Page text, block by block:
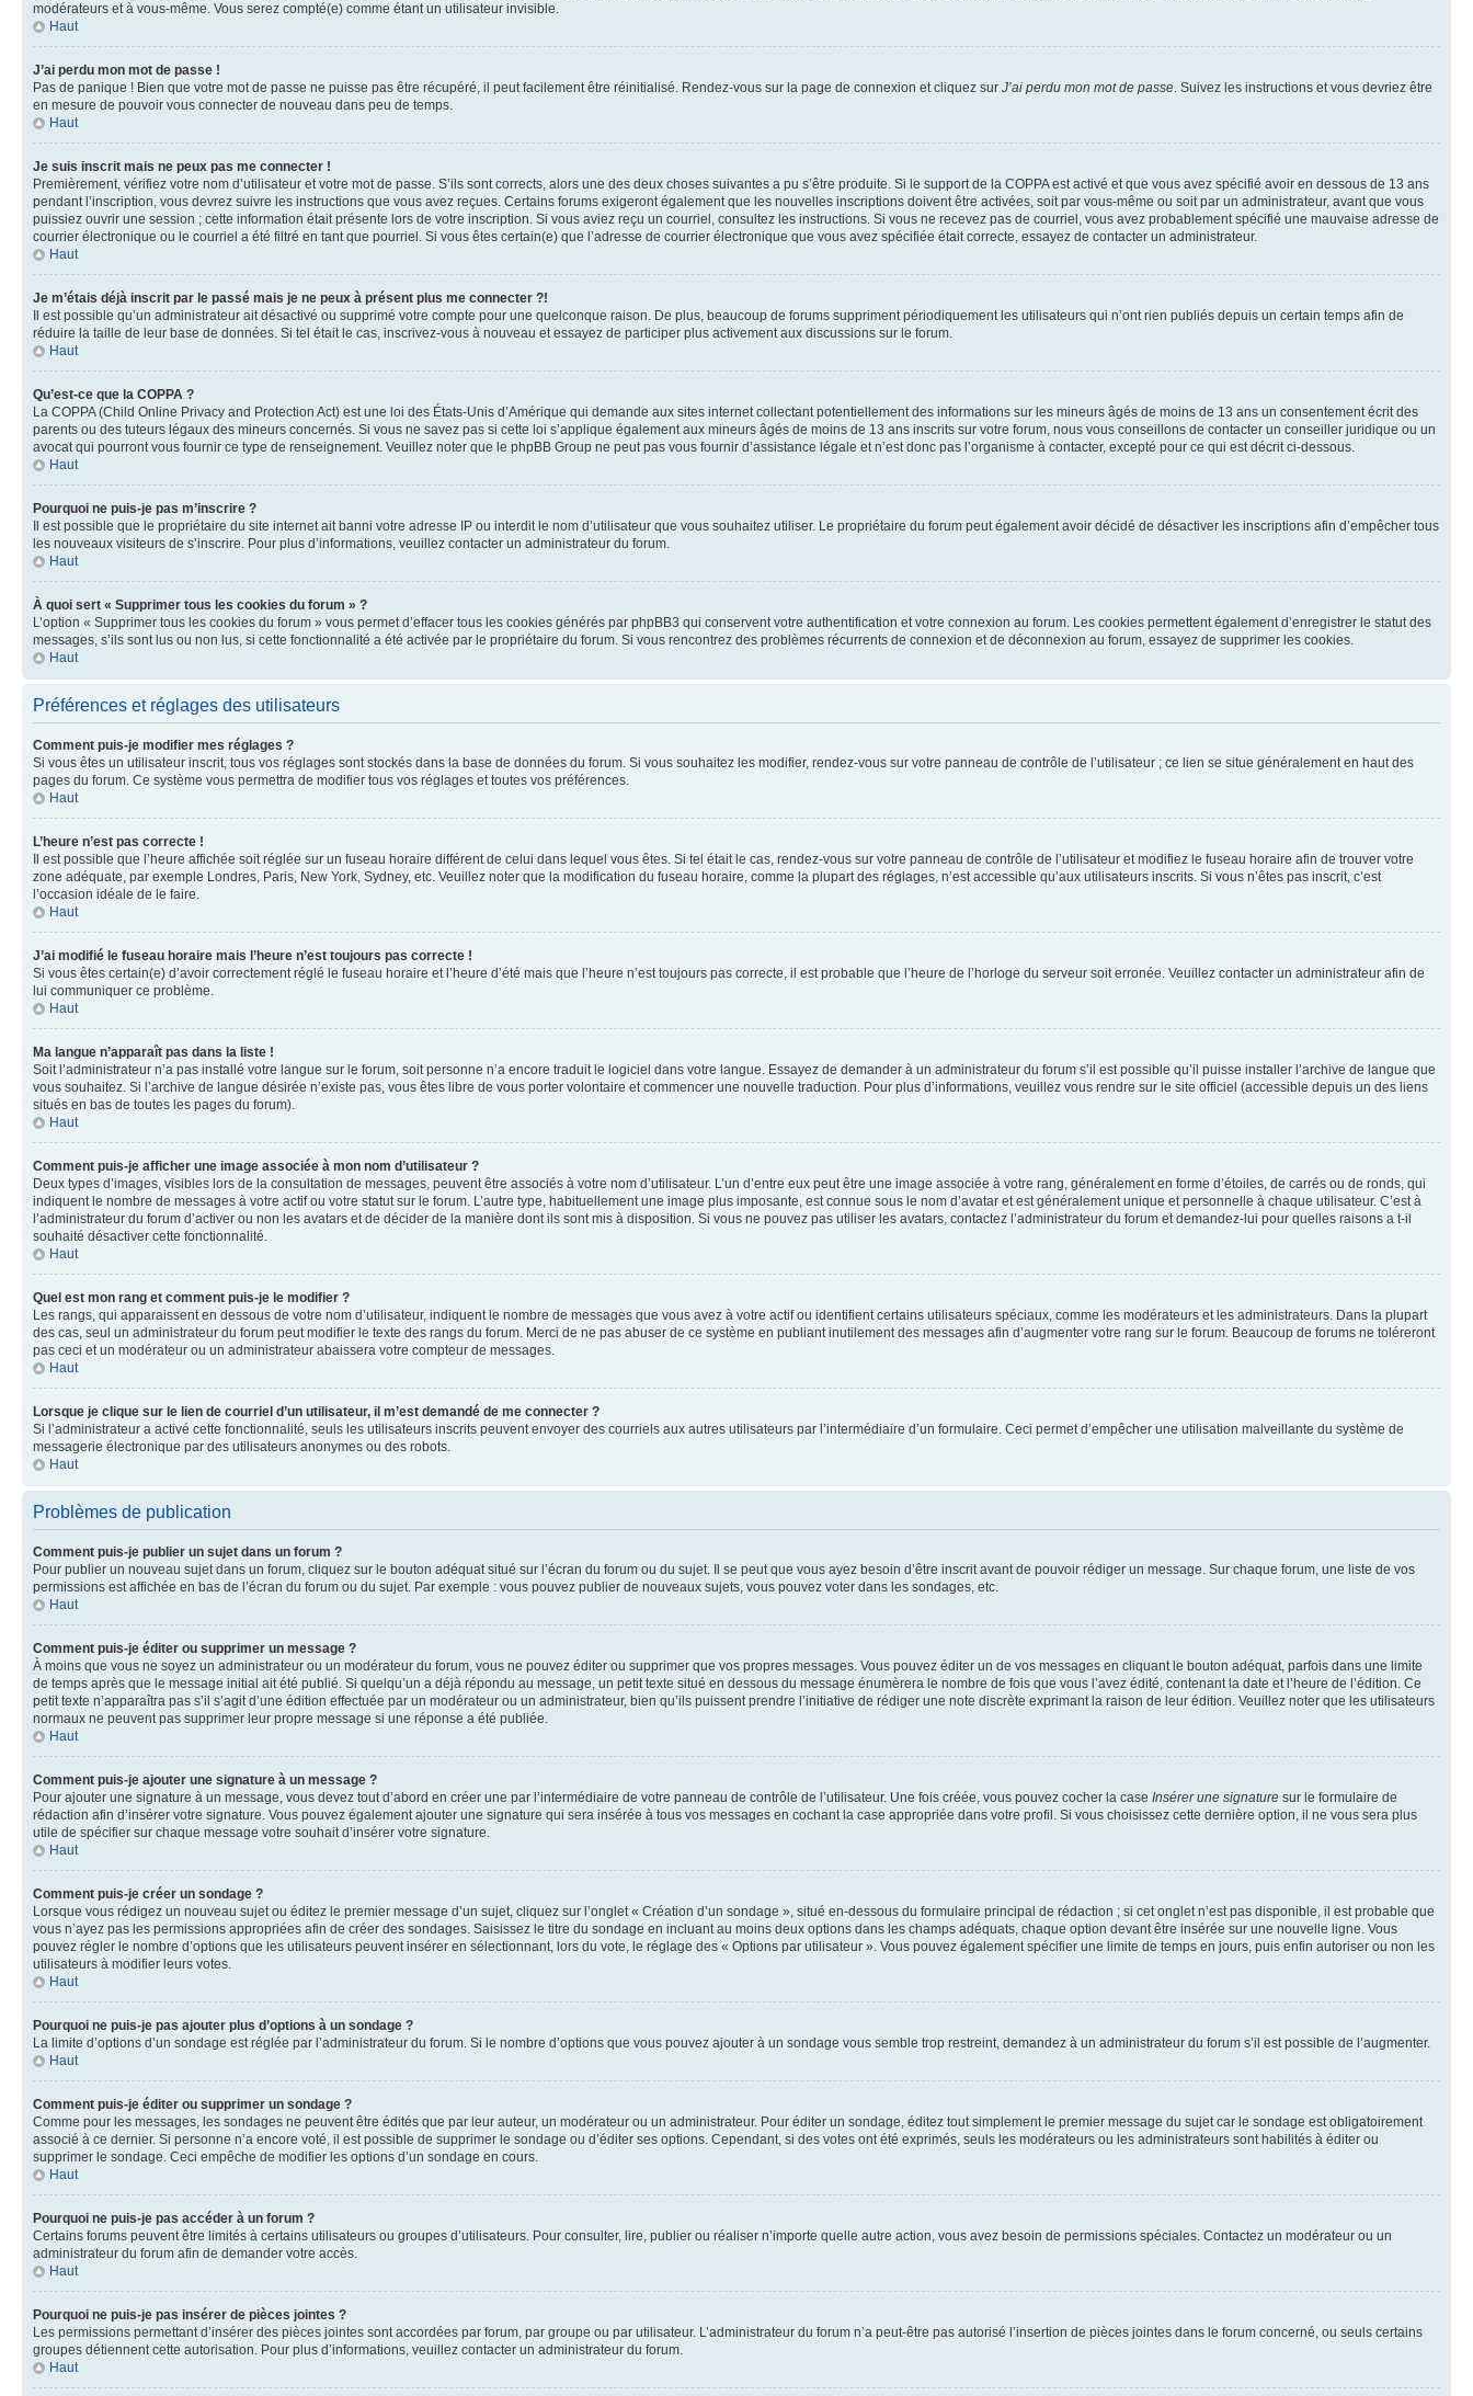
modérateurs et à vous-même. Vous serez compté(e) comme étant un utilisateur invisible.
Haut
J’ai perdu mon mot de passe !
Pas de panique ! Bien que votre mot de passe ne puisse pas être récupéré, il peut facilement être réinitialisé. Rendez-vous sur la page de connexion et cliquez sur J’ai perdu mon mot de passe. Suivez les instructions et vous devriez être
en mesure de pouvoir vous connecter de nouveau dans peu de temps.
Haut
Je suis inscrit mais ne peux pas me connecter !
Premièrement, vérifiez votre nom d’utilisateur et votre mot de passe. S’ils sont corrects, alors une des deux choses suivantes a pu s’être produite. Si le support de la COPPA est activé et que vous avez spécifié avoir en dessous de 13 ans
pendant l’inscription, vous devrez suivre les instructions que vous avez reçues. Certains forums exigeront également que les nouvelles inscriptions doivent être activées, soit par vous-même ou soit par un administrateur, avant que vous
puissiez ouvrir une session ; cette information était présente lors de votre inscription. Si vous aviez reçu un courriel, consultez les instructions. Si vous ne recevez pas de courriel, vous avez probablement spécifié une mauvaise adresse de
courrier électronique ou le courriel a été filtré en tant que pourriel. Si vous êtes certain(e) que l’adresse de courrier électronique que vous avez spécifiée était correcte, essayez de contacter un administrateur.
Haut
Je m’étais déjà inscrit par le passé mais je ne peux à présent plus me connecter ?!
Il est possible qu’un administrateur ait désactivé ou supprimé votre compte pour une quelconque raison. De plus, beaucoup de forums suppriment périodiquement les utilisateurs qui n’ont rien publiés depuis un certain temps afin de
réduire la taille de leur base de données. Si tel était le cas, inscrivez-vous à nouveau et essayez de participer plus activement aux discussions sur le forum.
Haut
Qu’est-ce que la COPPA ?
La COPPA (Child Online Privacy and Protection Act) est une loi des États-Unis d’Amérique qui demande aux sites internet collectant potentiellement des informations sur les mineurs âgés de moins de 13 ans un consentement écrit des
parents ou des tuteurs légaux des mineurs concernés. Si vous ne savez pas si cette loi s’applique également aux mineurs âgés de moins de 13 ans inscrits sur votre forum, nous vous conseillons de contacter un conseiller juridique ou un
avocat qui pourront vous fournir ce type de renseignement. Veuillez noter que le phpBB Group ne peut pas vous fournir d’assistance légale et n’est donc pas l’organisme à contacter, excepté pour ce qui est décrit ci-dessous.
Haut
Pourquoi ne puis-je pas m’inscrire ?
Il est possible que le propriétaire du site internet ait banni votre adresse IP ou interdit le nom d’utilisateur que vous souhaitez utiliser. Le propriétaire du forum peut également avoir décidé de désactiver les inscriptions afin d’empêcher tous
les nouveaux visiteurs de s’inscrire. Pour plus d’informations, veuillez contacter un administrateur du forum.
Haut
À quoi sert « Supprimer tous les cookies du forum » ?
L’option « Supprimer tous les cookies du forum » vous permet d’effacer tous les cookies générés par phpBB3 qui conservent votre authentification et votre connexion au forum. Les cookies permettent également d’enregistrer le statut des
messages, s’ils sont lus ou non lus, si cette fonctionnalité a été activée par le propriétaire du forum. Si vous rencontrez des problèmes récurrents de connexion et de déconnexion au forum, essayez de supprimer les cookies.
Haut
Préférences et réglages des utilisateurs
Comment puis-je modifier mes réglages ?
Si vous êtes un utilisateur inscrit, tous vos réglages sont stockés dans la base de données du forum. Si vous souhaitez les modifier, rendez-vous sur votre panneau de contrôle de l’utilisateur ; ce lien se situe généralement en haut des
pages du forum. Ce système vous permettra de modifier tous vos réglages et toutes vos préférences.
Haut
L’heure n’est pas correcte !
Il est possible que l’heure affichée soit réglée sur un fuseau horaire différent de celui dans lequel vous êtes. Si tel était le cas, rendez-vous sur votre panneau de contrôle de l’utilisateur et modifiez le fuseau horaire afin de trouver votre
zone adéquate, par exemple Londres, Paris, New York, Sydney, etc. Veuillez noter que la modification du fuseau horaire, comme la plupart des réglages, n’est accessible qu’aux utilisateurs inscrits. Si vous n’êtes pas inscrit, c’est
l’occasion idéale de le faire.
Haut
J’ai modifié le fuseau horaire mais l’heure n’est toujours pas correcte !
Si vous êtes certain(e) d’avoir correctement réglé le fuseau horaire et l’heure d’été mais que l’heure n’est toujours pas correcte, il est probable que l’heure de l’horloge du serveur soit erronée. Veuillez contacter un administrateur afin de
lui communiquer ce problème.
Haut
Ma langue n’apparaît pas dans la liste !
Soit l’administrateur n’a pas installé votre langue sur le forum, soit personne n’a encore traduit le logiciel dans votre langue. Essayez de demander à un administrateur du forum s’il est possible qu’il puisse installer l’archive de langue que
vous souhaitez. Si l’archive de langue désirée n’existe pas, vous êtes libre de vous porter volontaire et commencer une nouvelle traduction. Pour plus d’informations, veuillez vous rendre sur le site officiel (accessible depuis un des liens
situés en bas de toutes les pages du forum).
Haut
Comment puis-je afficher une image associée à mon nom d’utilisateur ?
Deux types d’images, visibles lors de la consultation de messages, peuvent être associés à votre nom d’utilisateur. L’un d’entre eux peut être une image associée à votre rang, généralement en forme d’étoiles, de carrés ou de ronds, qui
indiquent le nombre de messages à votre actif ou votre statut sur le forum. L’autre type, habituellement une image plus imposante, est connue sous le nom d’avatar et est généralement unique et personnelle à chaque utilisateur. C’est à
l’administrateur du forum d’activer ou non les avatars et de décider de la manière dont ils sont mis à disposition. Si vous ne pouvez pas utiliser les avatars, contactez l’administrateur du forum et demandez-lui pour quelles raisons a t-il
souhaité désactiver cette fonctionnalité.
Haut
Quel est mon rang et comment puis-je le modifier ?
Les rangs, qui apparaissent en dessous de votre nom d’utilisateur, indiquent le nombre de messages que vous avez à votre actif ou identifient certains utilisateurs spéciaux, comme les modérateurs et les administrateurs. Dans la plupart
des cas, seul un administrateur du forum peut modifier le texte des rangs du forum. Merci de ne pas abuser de ce système en publiant inutilement des messages afin d’augmenter votre rang sur le forum. Beaucoup de forums ne toléreront
pas ceci et un modérateur ou un administrateur abaissera votre compteur de messages.
Haut
Lorsque je clique sur le lien de courriel d’un utilisateur, il m’est demandé de me connecter ?
Si l’administrateur a activé cette fonctionnalité, seuls les utilisateurs inscrits peuvent envoyer des courriels aux autres utilisateurs par l’intermédiaire d’un formulaire. Ceci permet d’empêcher une utilisation malveillante du système de
messagerie électronique par des utilisateurs anonymes ou des robots.
Haut
Problèmes de publication
Comment puis-je publier un sujet dans un forum ?
Pour publier un nouveau sujet dans un forum, cliquez sur le bouton adéquat situé sur l’écran du forum ou du sujet. Il se peut que vous ayez besoin d’être inscrit avant de pouvoir rédiger un message. Sur chaque forum, une liste de vos
permissions est affichée en bas de l’écran du forum ou du sujet. Par exemple : vous pouvez publier de nouveaux sujets, vous pouvez voter dans les sondages, etc.
Haut
Comment puis-je éditer ou supprimer un message ?
À moins que vous ne soyez un administrateur ou un modérateur du forum, vous ne pouvez éditer ou supprimer que vos propres messages. Vous pouvez éditer un de vos messages en cliquant le bouton adéquat, parfois dans une limite
de temps après que le message initial ait été publié. Si quelqu’un a déjà répondu au message, un petit texte situé en dessous du message énumèrera le nombre de fois que vous l’avez édité, contenant la date et l’heure de l’édition. Ce
petit texte n’apparaîtra pas s’il s’agit d’une édition effectuée par un modérateur ou un administrateur, bien qu’ils puissent prendre l’initiative de rédiger une note discrète exprimant la raison de leur édition. Veuillez noter que les utilisateurs
normaux ne peuvent pas supprimer leur propre message si une réponse a été publiée.
Haut
Comment puis-je ajouter une signature à un message ?
Pour ajouter une signature à un message, vous devez tout d’abord en créer une par l’intermédiaire de votre panneau de contrôle de l’utilisateur. Une fois créée, vous pouvez cocher la case Insérer une signature sur le formulaire de
rédaction afin d’insérer votre signature. Vous pouvez également ajouter une signature qui sera insérée à tous vos messages en cochant la case appropriée dans votre profil. Si vous choisissez cette dernière option, il ne vous sera plus
utile de spécifier sur chaque message votre souhait d’insérer votre signature.
Haut
Comment puis-je créer un sondage ?
Lorsque vous rédigez un nouveau sujet ou éditez le premier message d’un sujet, cliquez sur l’onglet « Création d’un sondage », situé en-dessous du formulaire principal de rédaction ; si cet onglet n’est pas disponible, il est probable que
vous n’ayez pas les permissions appropriées afin de créer des sondages. Saisissez le titre du sondage en incluant au moins deux options dans les champs adéquats, chaque option devant être insérée sur une nouvelle ligne. Vous
pouvez régler le nombre d’options que les utilisateurs peuvent insérer en sélectionnant, lors du vote, le réglage des « Options par utilisateur ». Vous pouvez également spécifier une limite de temps en jours, puis enfin autoriser ou non les
utilisateurs à modifier leurs votes.
Haut
Pourquoi ne puis-je pas ajouter plus d’options à un sondage ?
La limite d’options d’un sondage est réglée par l’administrateur du forum. Si le nombre d’options que vous pouvez ajouter à un sondage vous semble trop restreint, demandez à un administrateur du forum s’il est possible de l’augmenter.
Haut
Comment puis-je éditer ou supprimer un sondage ?
Comme pour les messages, les sondages ne peuvent être édités que par leur auteur, un modérateur ou un administrateur. Pour éditer un sondage, éditez tout simplement le premier message du sujet car le sondage est obligatoirement
associé à ce dernier. Si personne n’a encore voté, il est possible de supprimer le sondage ou d’éditer ses options. Cependant, si des votes ont été exprimés, seuls les modérateurs ou les administrateurs sont habilités à éditer ou
supprimer le sondage. Ceci empêche de modifier les options d’un sondage en cours.
Haut
Pourquoi ne puis-je pas accéder à un forum ?
Certains forums peuvent être limités à certains utilisateurs ou groupes d’utilisateurs. Pour consulter, lire, publier ou réaliser n’importe quelle autre action, vous avez besoin de permissions spéciales. Contactez un modérateur ou un
administrateur du forum afin de demander votre accès.
Haut
Pourquoi ne puis-je pas insérer de pièces jointes ?
Les permissions permettant d’insérer des pièces jointes sont accordées par forum, par groupe ou par utilisateur. L’administrateur du forum n’a peut-être pas autorisé l’insertion de pièces jointes dans le forum concerné, ou seuls certains
groupes détiennent cette autorisation. Pour plus d’informations, veuillez contacter un administrateur du forum.
Haut